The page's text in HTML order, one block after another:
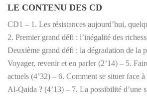
LE CONTENU DES CD
CD1 – 1. Les résistances aujourd’hui,
2. Premier grand défi : l’inégalité des
Deuxième grand défi : la dégradation de la
Voyager, revenir et en parler (2’14) – 5.
actuels (4’32) – 6. Comment se situer face
Al-Qaida ? (4’13) – 7. La possibilité d’une